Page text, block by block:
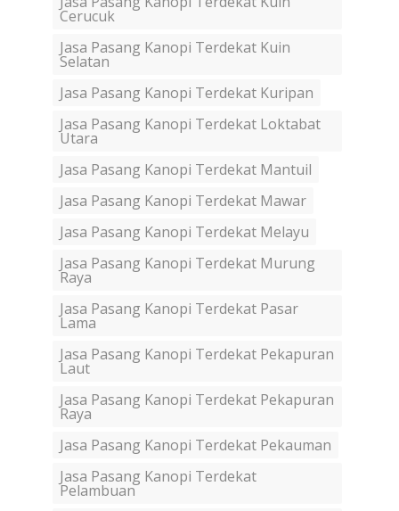
Cerucuk
Jasa Pasang Kanopi Terdekat Kuin
Selatan
Jasa Pasang Kanopi Terdekat Kuripan
Jasa Pasang Kanopi Terdekat Loktabat
Utara
Jasa Pasang Kanopi Terdekat Mantuil
Jasa Pasang Kanopi Terdekat Mawar
Jasa Pasang Kanopi Terdekat Melayu
Jasa Pasang Kanopi Terdekat Murung
Raya
Jasa Pasang Kanopi Terdekat Pasar
Lama
Jasa Pasang Kanopi Terdekat Pekapuran
Laut
Jasa Pasang Kanopi Terdekat Pekapuran
Raya
Jasa Pasang Kanopi Terdekat Pekauman
Jasa Pasang Kanopi Terdekat
Pelambuan